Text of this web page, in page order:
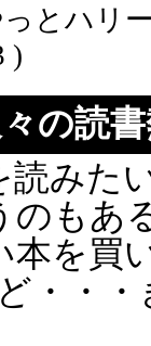
とハリ
)
の読
読みた
のもあ
本を買
・・